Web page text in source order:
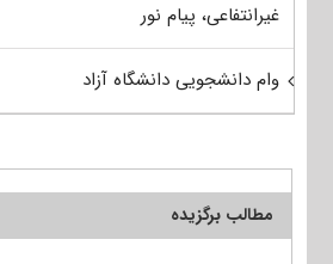
غیرانتفاعی، پیام نور
وام دانشجویی دانشگاه آزاد
مطالب برگزیده